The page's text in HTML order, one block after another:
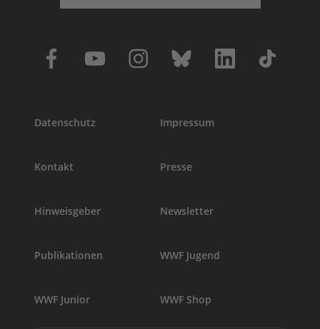
Datenschutz Impressum
Kontakt Presse
Hinweisgeber Newsletter
Publikationen WWF Jugend
WWF Junior WWF Shop